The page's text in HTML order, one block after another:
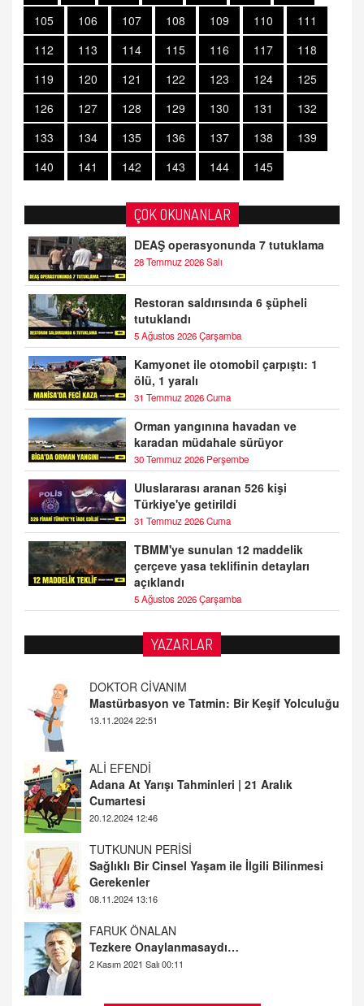
105
106 107 108 109 110
111
112
113 114 115 116 117
118
119
120 121 122 123 124
125
126
127 128 129 130 131
132
133
134 135 136 137 138
139
140
141 142 143 144 145
ÇOK OKUNANLAR
DEAŞ operasyonunda 7 tutuklama
28 Temmuz 2026 Salı
Restoran saldırısında 6 şüpheli
tutuklandı
5 Ağustos 2026 Çarşamba
Kamyonet ile otomobil çarpıştı: 1
ölü, 1 yaralı
31 Temmuz 2026 Cuma
Orman yangınına havadan ve
karadan müdahale sürüyor
30 Temmuz 2026 Perşembe
Uluslararası aranan 526 kişi
Türkiye'ye getirildi
31 Temmuz 2026 Cuma
TBMM'ye sunulan 12 maddelik
çerçeve yasa teklifinin detayları
açıklandı
5 Ağustos 2026 Çarşamba
YAZARLAR
DOKTOR CİVANIM
Mastürbasyon ve Tatmin: Bir Keşif Yolculuğu
ALİ EFENDİ
20.12.2024 12:46
TUTKUNUN PERİSİ
Sağlıklı Bir Cinsel Yaşam ile İlgili Bilinmesi
08.11.2024 13:16
FARUK ÖNALAN
Tezkere Onaylanmasaydı…
AV. DOĞAN CAN DOĞAN